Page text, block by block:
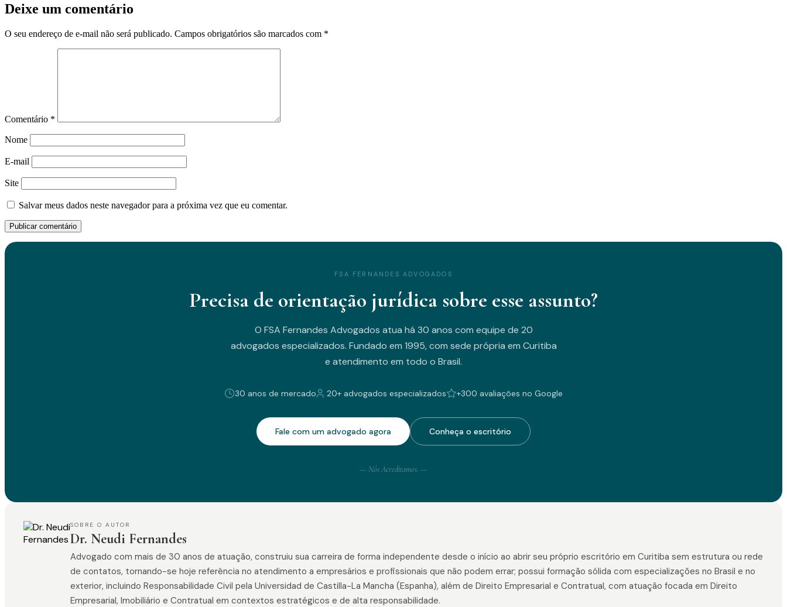
Deixe um comentário
O seu endereço de e-mail não será publicado. Campos obrigatórios são marcados com *
Comentário *
Nome
E-mail
Site
Salvar meus dados neste navegador para a próxima vez que eu comentar.
FSA FERNANDES ADVOGADOS
Precisa de orientação jurídica sobre esse assunto?
O FSA Fernandes Advogados atua há 30 anos com equipe de 20
advogados especializados. Fundado em 1995, com sede própria em Curitiba
e atendimento em todo o Brasil.
30 anos de mercado 20+ advogados especializados +300 avaliações no Google
Fale com um advogado agora Conheça o escritório
— Nós Acreditamos. —
SOBRE O AUTOR
Dr. Neudi Fernandes
Advogado com mais de 30 anos de atuação, construiu sua carreira de forma independente desde o início ao abrir seu próprio escritório em Curitiba sem estrutura ou rede
de contatos, tornando-se hoje referência no atendimento a empresários e profissionais que não podem errar; possui formação sólida com especializações no Brasil e no
exterior, incluindo Responsabilidade Civil pela Universidad de Castilla-La Mancha (Espanha), além de Direito Empresarial e Contratual, com atuação focada em Direito
Empresarial, Imobiliário e Contratual em contextos estratégicos e de alta responsabilidade.